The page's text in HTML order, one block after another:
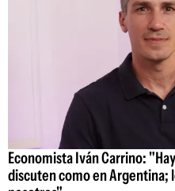
Economista Iván Carrino:
discuten como en Argentina;